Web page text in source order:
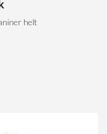
helt